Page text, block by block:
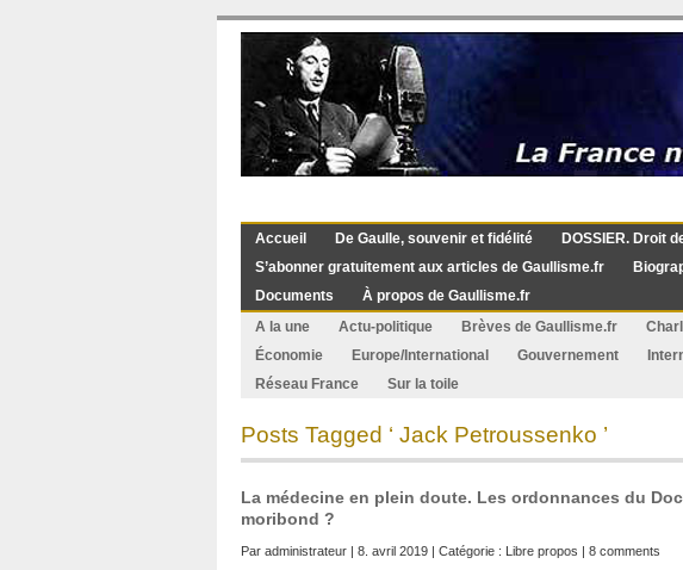
Accueil De Gaulle, souvenir et fidélité DOSSIER. Droit
S’abonner gratuitement aux articles de Gaullisme.fr
Documents
À propos de Gaullisme.fr
A la une
Actu-politique Brèves de Gaullisme.fr
Économie
Europe/International Gouvernement
Réseau France
Sur la toile
Posts Tagged ‘ Jack Petroussenko ’
La médecine en plein doute. Les ordonnances du
moribond ?
Par administrateur | 8. avril 2019 | Catégorie : Libre propos | 8 comments